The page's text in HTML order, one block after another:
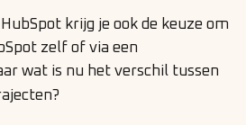
krijg je ook de keuze om
zelf of via een
wat is nu het verschil tussen